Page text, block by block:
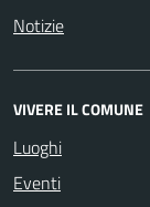
Notizie
VIVERE IL COMUNE
Luoghi
Eventi